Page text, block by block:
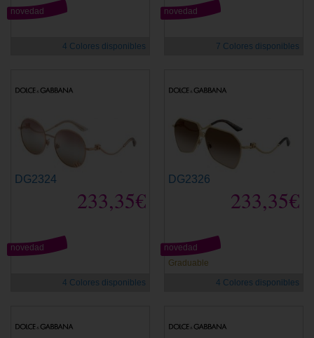
novedad
4 Colores disponibles
novedad
7 Colores disponibles
DG2324
233,35€
novedad
4 Colores disponibles
DG2326
233,35€
Graduable
novedad
4 Colores disponibles